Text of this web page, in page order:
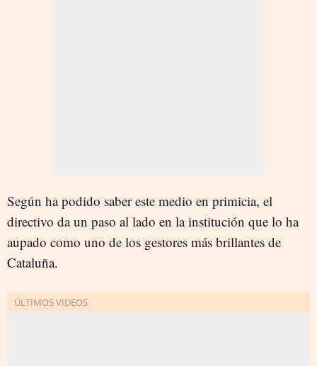
Según ha podido saber este medio en primicia, el
directivo da un paso al lado en la institución que lo ha
aupado como uno de los gestores más brillantes de
Cataluña.